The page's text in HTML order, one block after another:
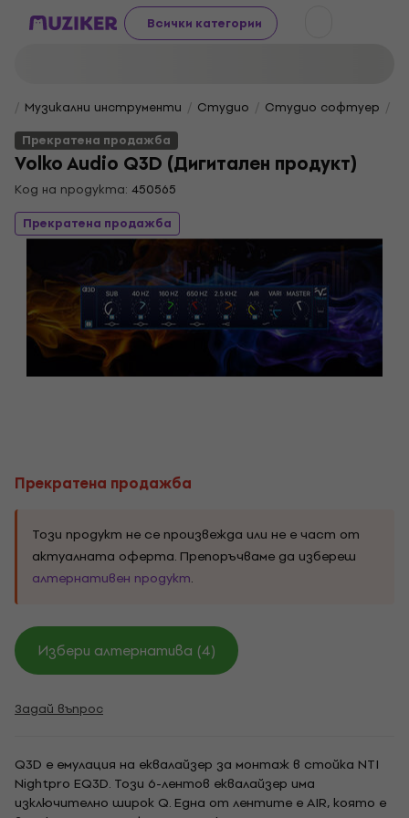
Всички категории
Музикални инструменти Студио Студио софтуер
Прекратена продажба
Volko Audio Q3D (Дигитален продукт)
Код на продукта: 450565
Прекратена продажба
Прекратена продажба
Този продукт не се произвежда или не е част от
актуалната оферта. Препоръчваме да избереш
алтернативен продукт.
Избери алтернатива (4)
Задай въпрос
Q3D е емулация на еквалайзер за монтаж в стойка NTI
Nightpro EQ3D. Този 6-лентов еквалайзер има
изключително широк Q. Една от лентите е AIR, която е